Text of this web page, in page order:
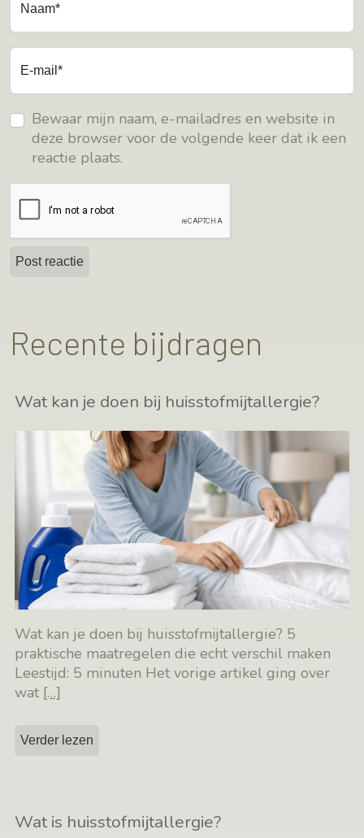
Naam*
E-mail*
Bewaar mijn naam, e-mailadres en website in
deze browser voor de volgende keer dat ik een
reactie plaats.
Recente bijdragen
Wat kan je doen bij huisstofmijtallergie?
Wat kan je doen bij huisstofmijtallergie? 5
praktische maatregelen die echt verschil maken
Leestijd: 5 minuten Het vorige artikel ging over
wat […]
Verder lezen
Wat is huisstofmijtallergie?